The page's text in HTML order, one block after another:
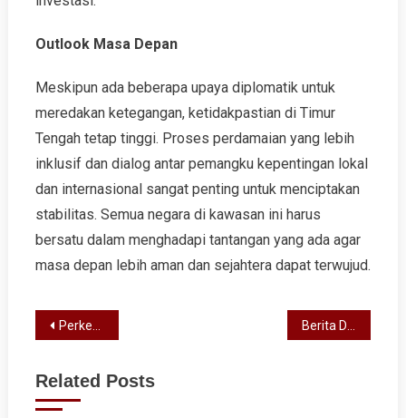
Outlook Masa Depan
Meskipun ada beberapa upaya diplomatik untuk
meredakan ketegangan, ketidakpastian di Timur
Tengah tetap tinggi. Proses perdamaian yang lebih
inklusif dan dialog antar pemangku kepentingan lokal
dan internasional sangat penting untuk menciptakan
stabilitas. Semua negara di kawasan ini harus
bersatu dalam menghadapi tantangan yang ada agar
masa depan lebih aman dan sejahtera dapat terwujud.
Post
Perkembangan Terbaru Konflik Timur Tengah
Related Posts